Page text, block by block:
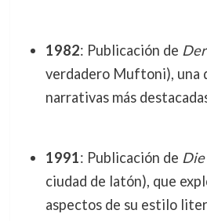
1982: Publicación de
verdadero Muftoni), una
narrativas más
1991: Publicación de
ciudad de latón), que
aspectos de su estilo